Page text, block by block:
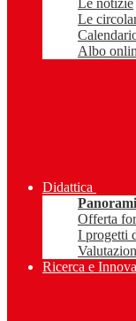
Le notizie
Le
Albo
Didattica
Offerta
I progetti
Ricerca e